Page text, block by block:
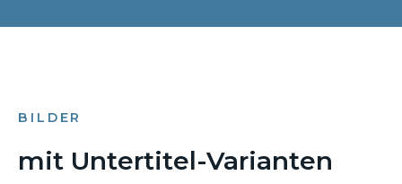
BILDER
mit Untertitel-Varianten